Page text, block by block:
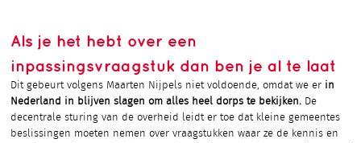
Als je het hebt over een
inpassingsvraagstuk dan ben je al te laat
Dit gebeurt volgens Maarten Nijpels niet voldoende, omdat we er in
Nederland in blijven slagen om alles heel dorps te bekijken. De
decentrale sturing van de overheid leidt er toe dat kleine gemeentes
beslissingen moeten nemen over vraagstukken waar ze de kennis en